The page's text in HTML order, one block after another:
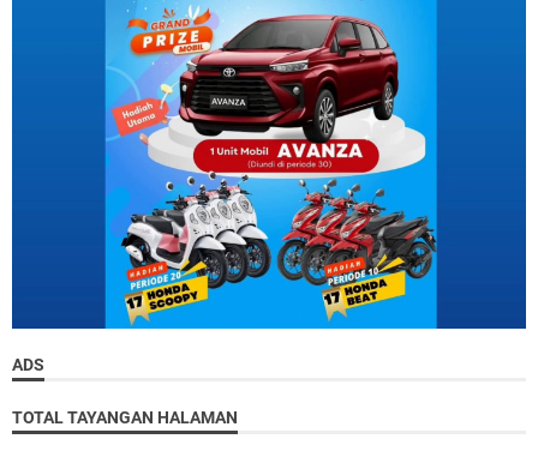
ADS
TOTAL TAYANGAN HALAMAN